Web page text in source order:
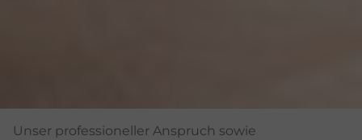
Unser professioneller Anspruch sowie